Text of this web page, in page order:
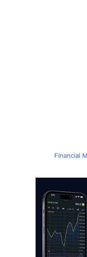
Financial